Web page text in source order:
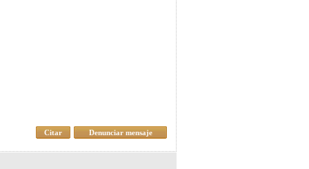
Denunciar mensaje
Citar